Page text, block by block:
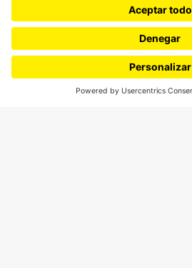
Podcasts
Ediciones especiales